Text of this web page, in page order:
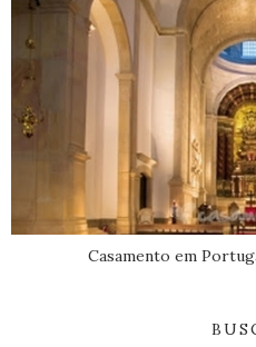
Casamento em